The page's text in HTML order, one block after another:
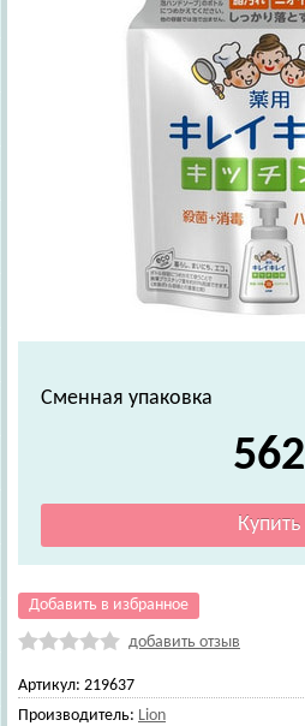
Сменная упаковка
562
Добавить в избранное
добавить отзыв
Артикул: 219637
Производитель: Lion